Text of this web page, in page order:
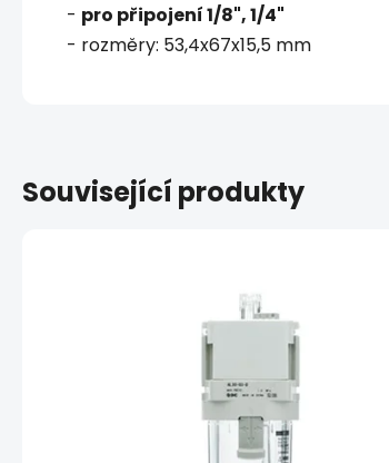
- pro připojení 1/8", 1/4"
- rozměry: 53,4x67x15,5 mm
Související produkty